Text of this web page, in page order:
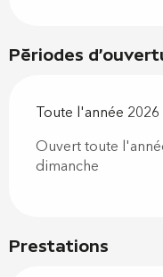
Prestations
Périodes
Toute l'année 2026
Ouvert toute
dimanche